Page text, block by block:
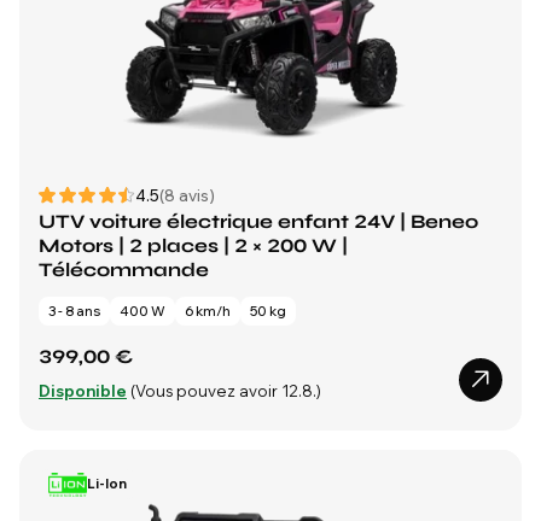
4.5(8 avis)
UTV voiture électrique enfant 24V | Beneo
Motors | 2 places | 2 × 200 W |
Télécommande
3 - 8 ans 400 W 6 km/h 50 kg
399,00 €
Disponible (Vous pouvez avoir 12.8.)
Li-Ion